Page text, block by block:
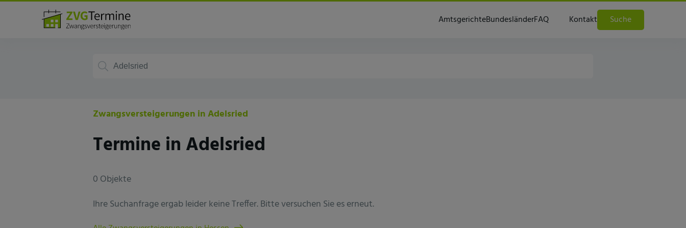
AmtsgerichteBundesländerFAQ Kontakt Suche
Deutschland
Zwangsversteigerungen in Adelsried
Termine in Adelsried
0 Objekte
Ihre Suchanfrage ergab leider keine Treffer. Bitte versuchen Sie es erneut.